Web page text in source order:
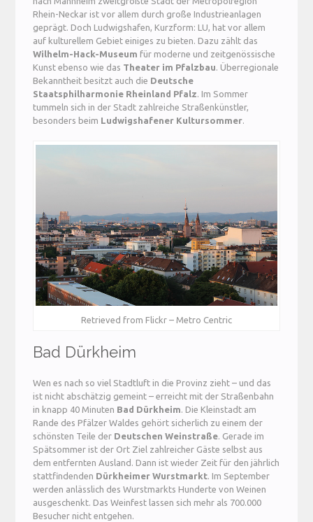
Rhein-Neckar ist vor allem durch große Industrieanlagen
geprägt. Doch Ludwigshafen, Kurzform: LU, hat vor allem
auf kulturellem Gebiet einiges zu bieten. Dazu zählt das
Wilhelm-Hack-Museum für moderne und zeitgenössische
Kunst ebenso wie das Theater im Pfalzbau . Überregionale
Bekanntheit besitzt auch die Deutsche
Staatsphilharmonie Rheinland Pfalz . Im Sommer
tummeln sich in der Stadt zahlreiche Straßenkünstler,
besonders beim Ludwigshafener Kultursommer
Retrieved from Flickr – Metro Centric
Bad Dürkheim
Wen es nach so viel Stadtluft in die Provinz zieht – und das
ist nicht abschätzig gemeint – erreicht mit der Straßenbahn
in knapp 40 Minuten Bad Dürkheim. Die Kleinstadt am
Rande des Pfälzer Waldes gehört sicherlich zu einem der
schönsten Teile der Deutschen Weinstraße. Gerade im
Spätsommer ist der Ort Ziel zahlreicher Gäste selbst aus
dem entfernten Ausland. Dann ist wieder Zeit für den jährlich
stattfindenden Dürkheimer Wurstmarkt. Im September
werden anlässlich des Wurstmarkts Hunderte von Weinen
ausgeschenkt. Das Weinfest lassen sich mehr als 700.000
Besucher nicht entgehen.